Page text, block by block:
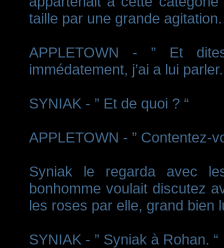
taille par une grande agitation.
APPLETOWN - ” Et
immédatement, j’ai a lui parler.
SYNIAK - ” Et de quoi ? “
APPLETOWN - ” Contentez-
Syniak le regarda avec
bonhomme voulait discutez
les roses par elle, grand bien
SYNIAK - ” Syniak à Rohan. “